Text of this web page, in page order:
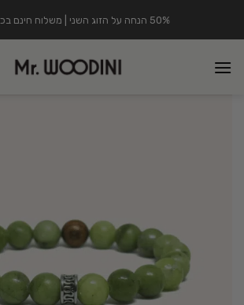
50% הנחה על הזוג השני | משלוח חינם בכל הזמנה